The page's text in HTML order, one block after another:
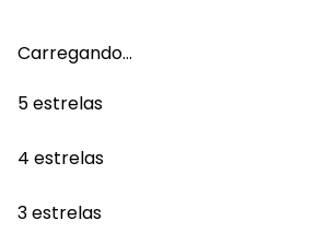
Carregando…
5 estrelas
4 estrelas
3 estrelas